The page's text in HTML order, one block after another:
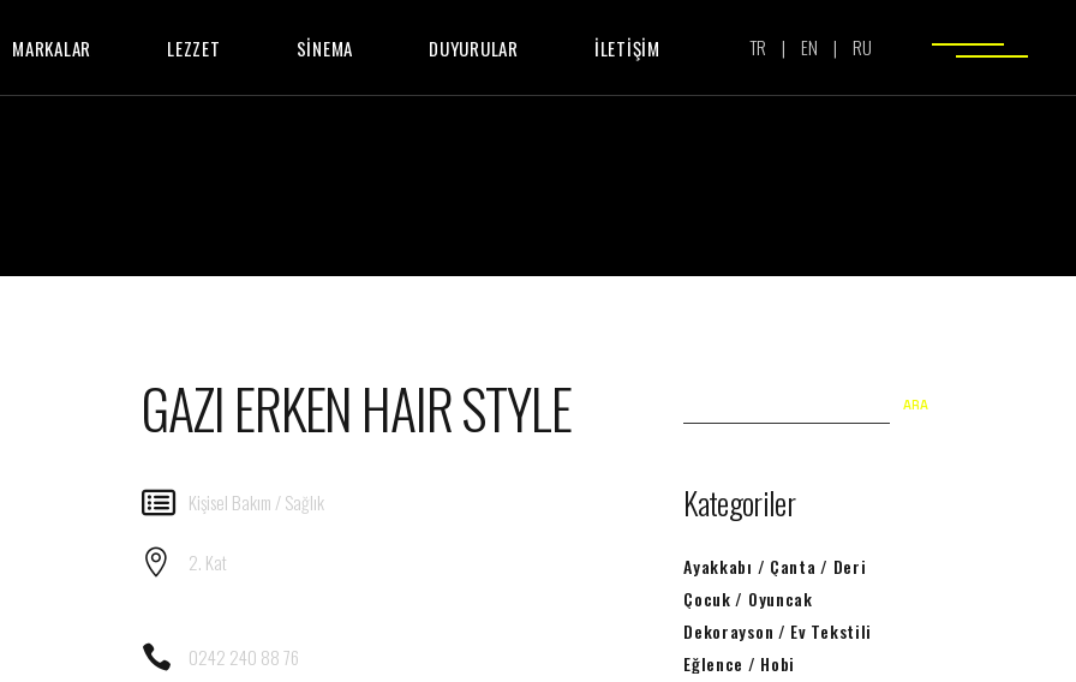
MARKALAR LEZZET SİNEMA DUYURULAR İLETİŞİM TR | EN | RU
FOTO GALERİ
ETKİNLİKLER
KAMPANYALAR
GAZI ERKEN HAIR STYLE
Kişisel Bakım / Sağlık
2. Kat
0242 240 88 76
ARA
Kategoriler
Ayakkabı / Çanta / Deri
Çocuk / Oyuncak
Dekorayson / Ev Tekstili
Eğlence / Hobi